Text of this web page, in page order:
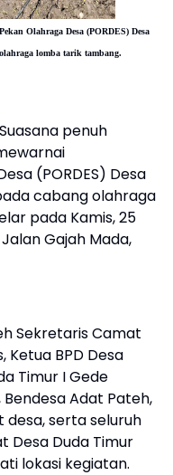
Olahraga Desa (PORDES) Desa
lomba tarik tambang.
Suasana penuh
(PORDES) Desa
cabang olahraga
pada Kamis, 25
Gajah Mada,
Sekretaris Camat
Ketua BPD Desa
Timur I Gede
Adat Pateh,
desa, serta seluruh
Desa Duda Timur
lokasi kegiatan.